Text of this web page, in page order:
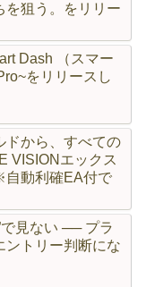
を狙う。をリリー
Dash （スマー
をリリースし
ドから、すべての
VISIONエックス
動利確EA付で
で見ない ── プラ
ントリー判断にな